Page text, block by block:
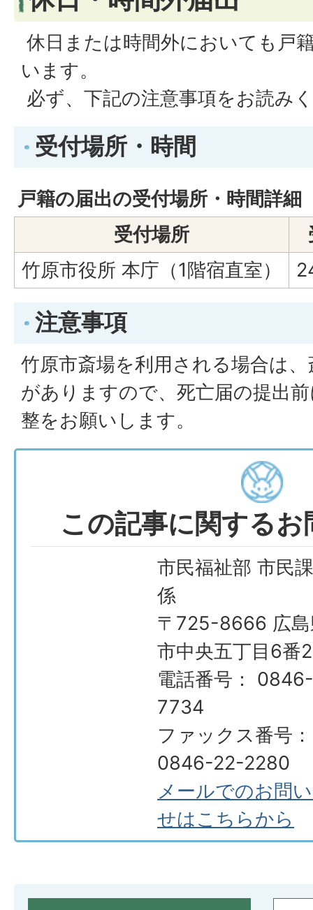
休日または時間外においても戸
います。
必ず、下記の注意事項をお読み
受付場所・時間
戸籍の届出の受付場所・時間詳細
受付場所
竹原市役所 本庁（1階宿直室）
注意事項
竹原市斎場を利用される場合は
がありますので、死亡届の提出
整をお願いします。
この記事に関する
市民福祉部 市民
係
〒725-8666 広島
市中央五丁目6番
電話番号：
7734
ファックス番号：
0846-22-2280
メールでのお問
せはこちらから